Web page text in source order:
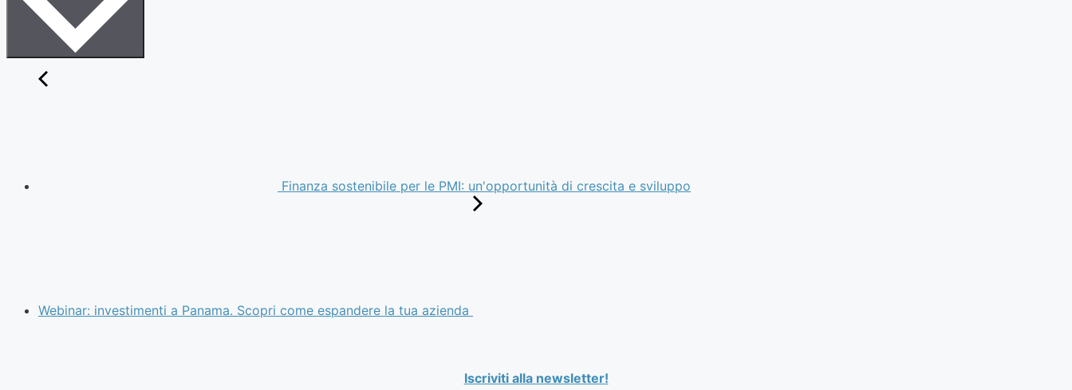
Finanza sostenibile per le PMI: un'opportunità di crescita e sviluppo
Webinar: investimenti a Panama. Scopri come espandere la tua azienda
Iscriviti alla newsletter!